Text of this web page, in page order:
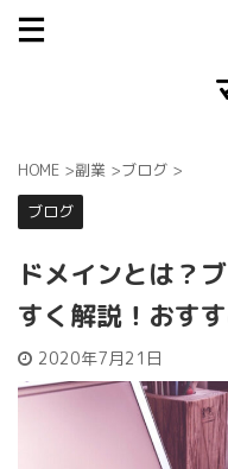
HOME >副業 >ブログ >
ブログ
ドメインとは？
すく解説！おす
2020年7月21日